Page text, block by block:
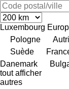
Luxembourg
Pologne
Suède
Danemark
tout afficher
autres